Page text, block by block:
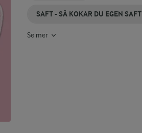
SAFT - SÅ KOKAR DU EGEN SAFT
Se mer